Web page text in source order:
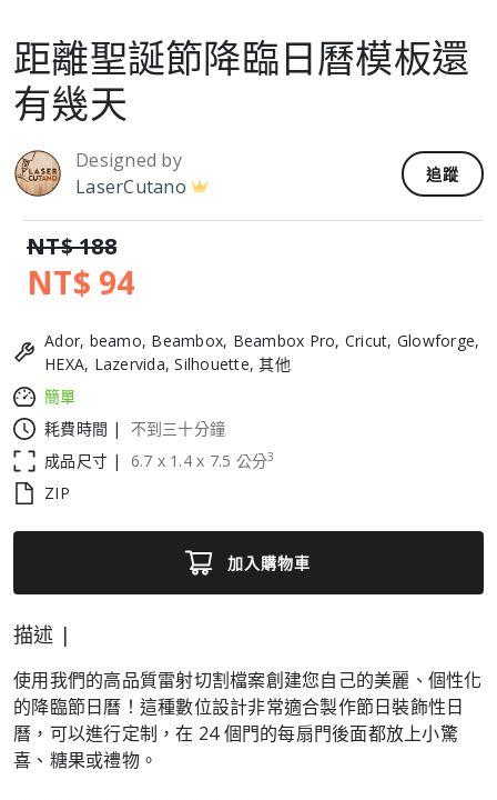
距離聖誕節降臨日曆模板還
有幾天
Designed by
LaserCutano
追蹤
NT$ 188
NT$ 94
Ador, beamo, Beambox, Beambox Pro, Cricut, Glowforge,
HEXA, Lazervida, Silhouette, 其他
簡單
耗費時間 |
不到三十分鐘
成品尺寸 |
6.7 x 1.4x 7.5 公分3
ZIP
加入購物車
描述 |
使用我們的高品質雷射切割檔案創建您自己的美麗、個性化
的降臨節日曆！這種數位設計非常適合製作節日裝飾性日
曆，可以進行定制，在 24 個門的每扇門後面都放上小驚
喜、糖果或禮物。